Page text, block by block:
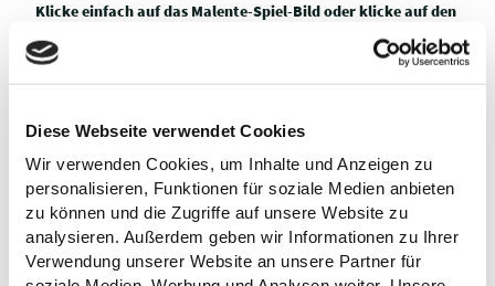
Diese Webseite verwendet Cookies
Wir verwenden Cookies, um Inhalte und Anzeigen zu
personalisieren, Funktionen für soziale Medien anbieten
zu können und die Zugriffe auf unsere Website zu
analysieren. Außerdem geben wir Informationen zu Ihrer
Verwendung unserer Website an unsere Partner für
Klicke einfach auf das Malente-Spiel-Bild oder klicke auf den
In Malente spielen
SPIEL EUTIN - AB SOFORT SPIELEN
Klicke einfach auf das Eutin-Spiel-Bild oder auf den Button